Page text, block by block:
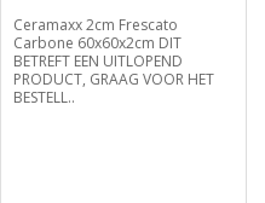
Ceramaxx 2cm Frescato
Carbone 60x60x2cm DIT
BETREFT EEN UITLOPEND
PRODUCT, GRAAG VOOR HET
BESTELL..